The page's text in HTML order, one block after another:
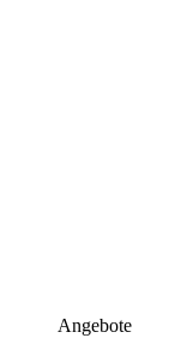
Angebote